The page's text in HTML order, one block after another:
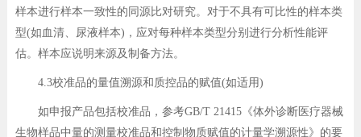
样本进行样本一致性的同源比对研究。对于不具有可比性的样本类
型(如血清、尿液样本)，应对每种样本类型分别进行分析性能评
估。样本应说明来源及制备方法。
4.3校准品的量值溯源和质控品的赋值(如适用)
如申报产品包括校准品，参考GB/T 21415《体外诊断医疗器械
生物样品中量的测量校准品和控制物质赋值的计量学溯源性》的要